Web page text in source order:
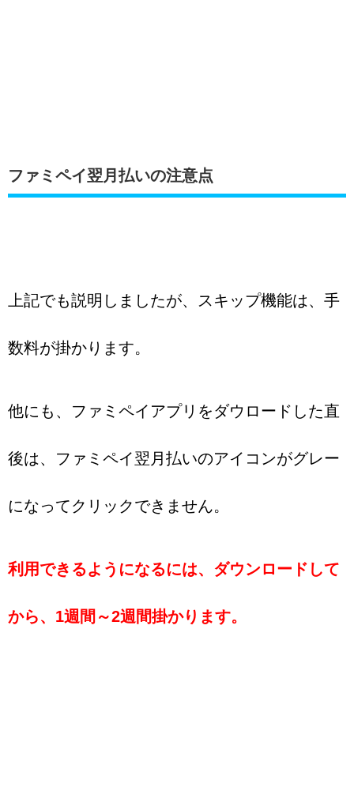
ファミペイ翌月払いの注意点
上記でも説明しましたが、スキップ機能は、手
数料が掛かります。
他にも、ファミペイアプリをダウロードした直
後は、ファミペイ翌月払いのアイコンがグレー
になってクリックできません。
利用できるようになるには、ダウンロードして
から、1週間～2週間掛かります。